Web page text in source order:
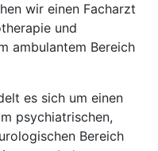
wir einen Facharzt
und
ambulantem Bereich
es sich um einen
psychiatrischen,
Bereich